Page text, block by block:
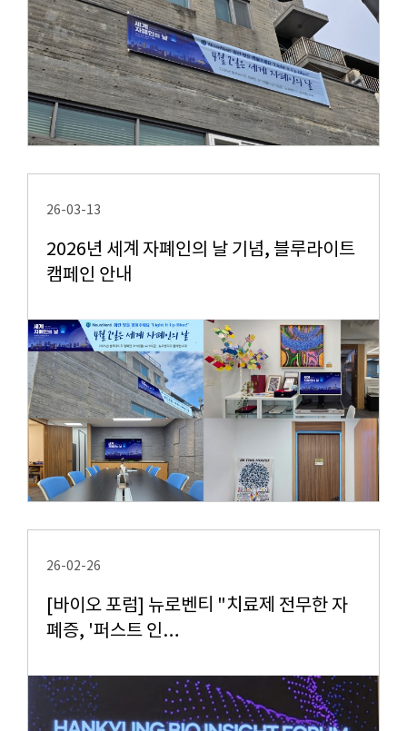
26-03-13
2026년 세계 자폐인의 날 기념, 블루라이트
캠페인 안내
26-02-26
[바이오 포럼] 뉴로벤티 "치료제 전무한 자
폐증, '퍼스트 인…